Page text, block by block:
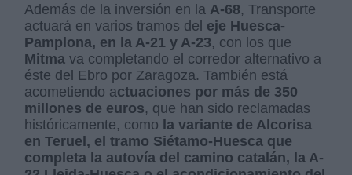
Además de la inversión en la A-68, Transporte
actuará en varios tramos del eje Huesca-
Pamplona, en la A-21 y A-23, con los que
Mitma va completando el corredor alternativo a
éste del Ebro por Zaragoza. También está
acometiendo actuaciones por más de 350
millones de euros, que han sido reclamadas
históricamente, como la variante de Alcorisa
en Teruel, el tramo Siétamo-Huesca que
completa la autovía del camino catalán, la A-